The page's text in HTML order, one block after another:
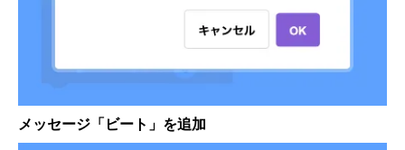
メッセージ「ビート」を追加